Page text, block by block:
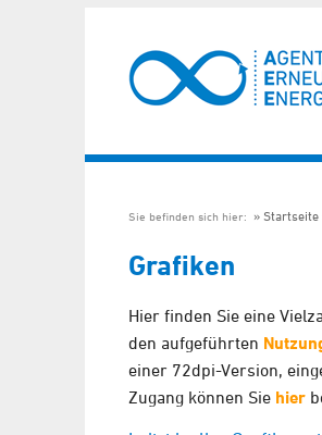
Sie befinden sich hier: Startseite
Grafiken
Hier finden Sie eine
den aufgeführten
einer 72dpi-Version,
Zugang können Sie hier